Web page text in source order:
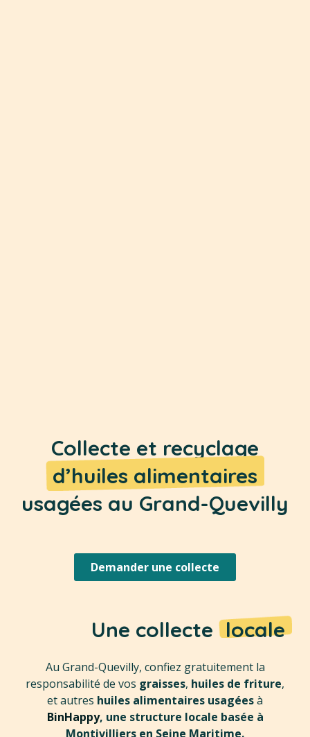
Collecte et recyclage
d’huiles alimentaires
usagées au Grand-Quevilly
Demander une collecte
Une collecte locale
Au Grand-Quevilly, confiez gratuitement la
responsabilité de vos graisses, huiles de friture,
et autres huiles alimentaires usagéesà
BinHappy, une structure locale basée à
Montivilliers en Seine Maritime.